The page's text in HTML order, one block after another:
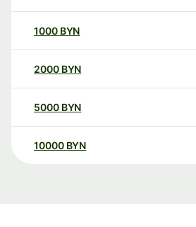
1000 BYN
2000 BYN
5000 BYN
10000 BYN